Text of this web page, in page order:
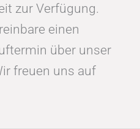
zur Verfügung.
einen
über unser
freuen uns auf